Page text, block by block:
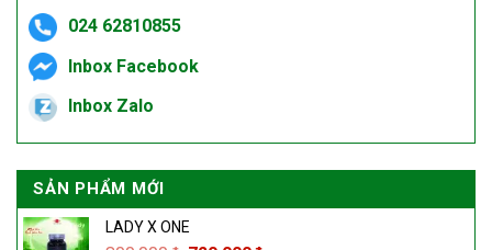
024 62810855
Inbox Facebook
Inbox Zalo
SẢN PHẨM MỚI
LADY X ONE